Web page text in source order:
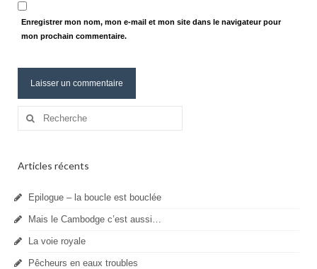
Enregistrer mon nom, mon e-mail et mon site dans le navigateur pour
mon prochain commentaire.
Rechercher
Articles récents
Epilogue – la boucle est bouclée
Mais le Cambodge c’est aussi…
La voie royale
Pêcheurs en eaux troubles